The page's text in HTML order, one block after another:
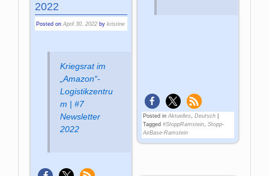
Posted in Aktuelles, Deutsch|
Tagged #StoppRamstein, Stopp-
AirBase-Ramstein
2022
Posted onApril 30, 2022 bykristine
Kriegsrat im
„Amazon“-
Logistikzentru
m | #7
Newsletter
2022